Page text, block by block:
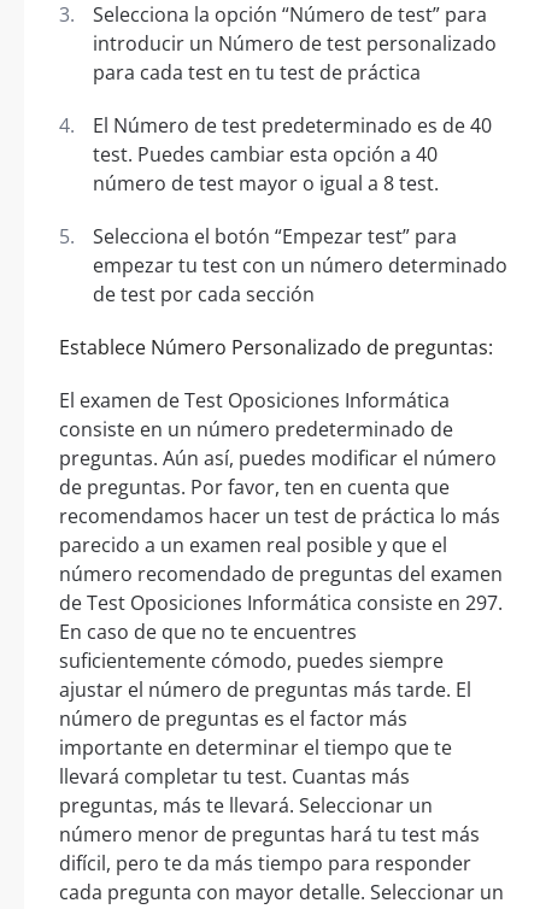
Selecciona la opción “Número de test” para
introducir un Número de test personalizado
para cada test en tu test de práctica
El Número de test predeterminado es de 40
test. Puedes cambiar esta opción a 40
número de test mayor o igual a 8 test.
Selecciona el botón “Empezar test” para
empezar tu test con un número determinado
de test por cada sección
Establece Número Personalizado de preguntas:
El examen de Test Oposiciones Informática
consiste en un número predeterminado de
preguntas. Aún así, puedes modificar el número
de preguntas. Por favor, ten en cuenta que
recomendamos hacer un test de práctica lo más
parecido a un examen real posible y que el
número recomendado de preguntas del examen
de Test Oposiciones Informática consiste en 297.
En caso de que no te encuentres
suficientemente cómodo, puedes siempre
ajustar el número de preguntas más tarde. El
número de preguntas es el factor más
importante en determinar el tiempo que te
llevará completar tu test. Cuantas más
preguntas, más te llevará. Seleccionar un
número menor de preguntas hará tu test más
difícil, pero te da más tiempo para responder
cada pregunta con mayor detalle. Seleccionar un